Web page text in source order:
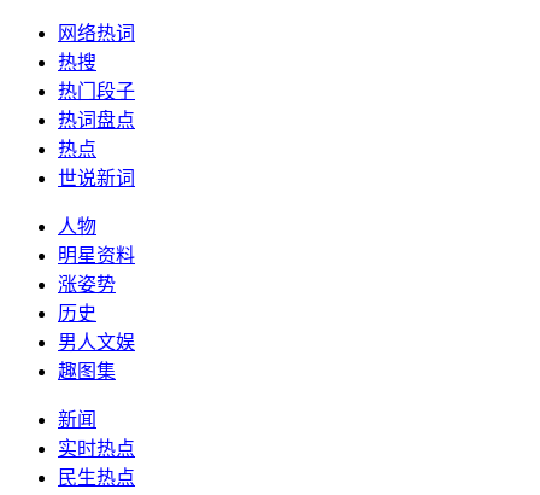
网络热词
热搜
热门段子
热词盘点
热点
世说新词
人物
明星资料
涨姿势
历史
男人文娱
趣图集
新闻
实时热点
民生热点